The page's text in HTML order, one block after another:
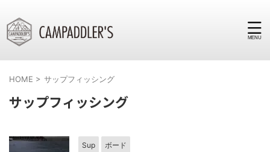
HOME > サップフィッシング
サップフィッシング
Sup ボード